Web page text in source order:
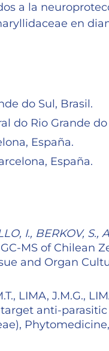
a la
en
do Sul, Brasil.
do Rio Grande do
España.
España.
I., BERKOV, S.,
MS of Chilean
and Organ
LIMA, J.M.G.,
anti-
Phytomedicine,